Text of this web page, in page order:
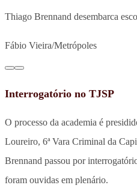
Thiago Brennand desembarca
Fábio Vieira/Metrópoles
Interrogatório no TJSP
O processo da academia é
Loureiro, 6ª Vara Criminal da
Brennand passou por
foram ouvidas em plenário.